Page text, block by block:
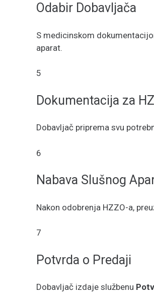
Odabir Dobavljača
S medicinskom
aparat.
5
Dokumentacija za
Dobavljač priprema svu
6
Nabava Slušnog
Nakon odobrenja HZZO-a,
7
Potvrda o Predaji
Dobavljač izdaje službenu